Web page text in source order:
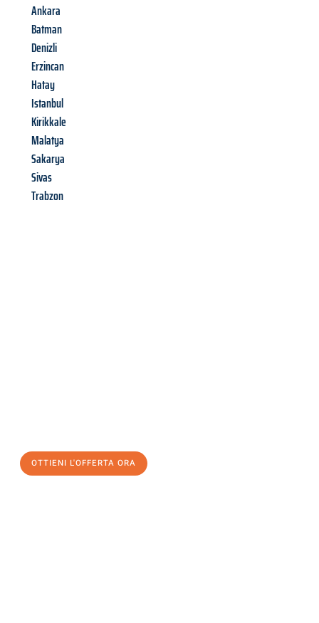
Ankara
Batman
Denizli
Erzincan
Hatay
Istanbul
Kirikkale
Malatya
Sakarya
Sivas
Trabzon
OTTIENI L'OFFERTA ORA